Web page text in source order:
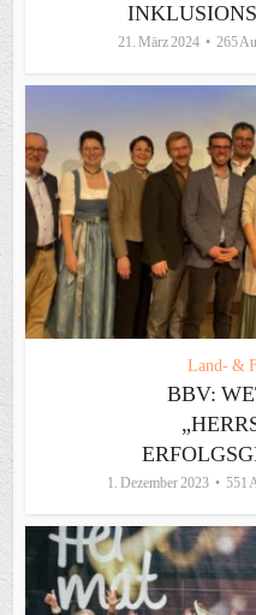
21. März 2024 265
Land- &
BBV:
1. Dezember 2023 551